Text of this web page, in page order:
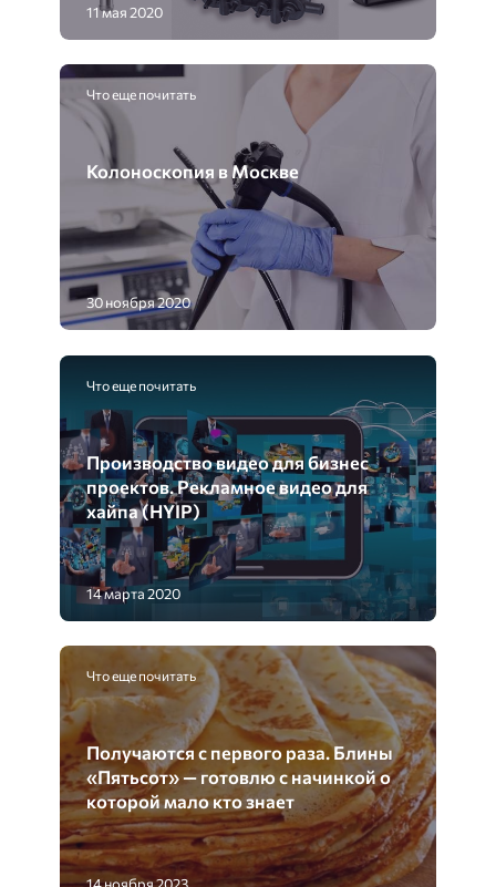
11 мая 2020
Что еще почитать
Колоноскопия в Москве
30 ноября 2020
Что еще почитать
Производство видео для бизнес
проектов. Рекламное видео для
хайпа (HYIP)
14 марта 2020
Что еще почитать
Получаются с первого раза. Блины
«Пятьсот» — готовлю с начинкой о
которой мало кто знает